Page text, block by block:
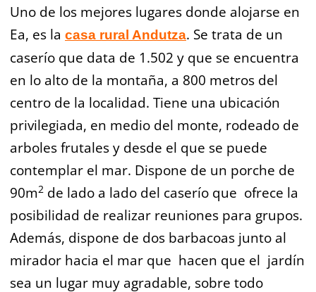
Uno de los mejores lugares donde alojarse en
Ea, es la casa rural Andutza. Se trata de un
caserío que data de 1.502 y que se encuentra
en lo alto de la montaña, a 800 metros del
centro de la localidad. Tiene una ubicación
privilegiada, en medio del monte, rodeado de
arboles frutales y desde el que se puede
contemplar el mar. Dispone de un porche de
90m2 de lado a lado del caserío que ofrece la
posibilidad de realizar reuniones para grupos.
Además, dispone de dos barbacoas junto al
mirador hacia el mar que hacen que el jardín
sea un lugar muy agradable, sobre todo